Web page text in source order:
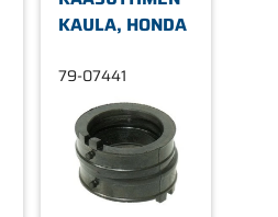
KAULA, HONDA
79-07441